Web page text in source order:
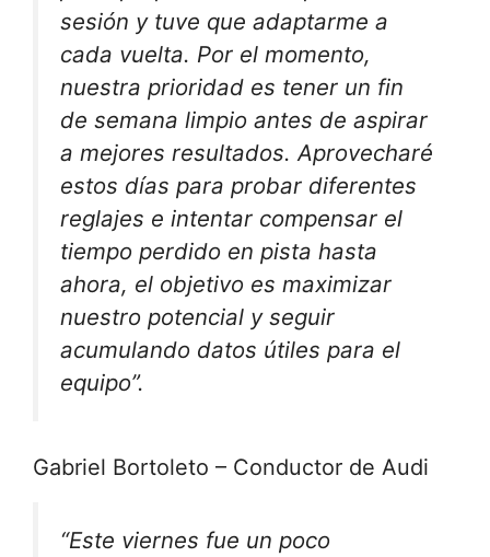
sesión y tuve que adaptarme a
cada vuelta. Por el momento,
nuestra prioridad es tener un fin
de semana limpio antes de aspirar
a mejores resultados. Aprovecharé
estos días para probar diferentes
reglajes e intentar compensar el
tiempo perdido en pista hasta
ahora, el objetivo es maximizar
nuestro potencial y seguir
acumulando datos útiles para el
equipo”.
Gabriel Bortoleto – Conductor de Audi
“Este viernes fue un poco